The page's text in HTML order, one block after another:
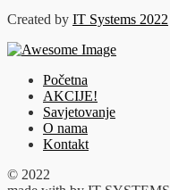
Created by IT Systems 2022
Početna
AKCIJE!
Savjetovanje
O nama
Kontakt
© 2022